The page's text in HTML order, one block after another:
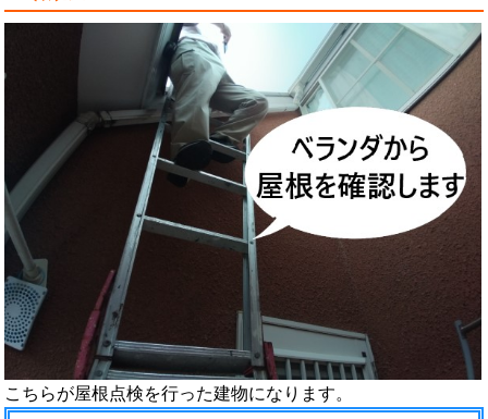
こちらが屋根点検を行った建物になります。